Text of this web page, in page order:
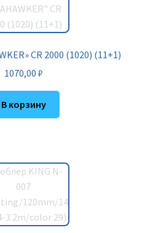
CR 2000 (1020) (11+1)
1070,00 ₽
В корзину